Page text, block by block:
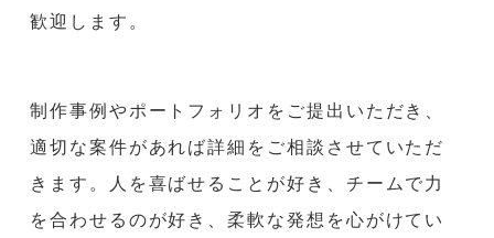
歓迎します。
制作事例やポートフォリオをご提出いただき、
適切な案件があれば詳細をご相談させていただ
きます。人を喜ばせることが好き、チームで力
を合わせるのが好き、柔軟な発想を心がけてい